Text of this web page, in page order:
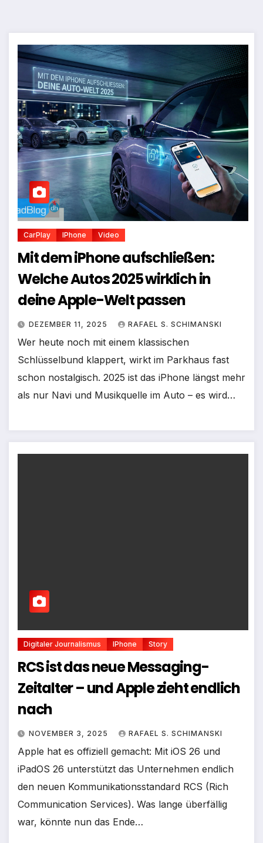
CarPlay IPhone Video
Mit dem iPhone aufschließen:
Welche Autos 2025 wirklich in
deine Apple-Welt passen
DEZEMBER 11, 2025 RAFAEL S. SCHIMANSKI
Wer heute noch mit einem klassischen
Schlüsselbund klappert, wirkt im Parkhaus fast
schon nostalgisch. 2025 ist das iPhone längst mehr
als nur Navi und Musikquelle im Auto – es wird…
Digitaler Journalismus IPhone Story
RCS ist das neue Messaging-
Zeitalter – und Apple zieht endlich
nach
NOVEMBER 3, 2025 RAFAEL S. SCHIMANSKI
Apple hat es offiziell gemacht: Mit iOS 26 und
iPadOS 26 unterstützt das Unternehmen endlich
den neuen Kommunikationsstandard RCS (Rich
Communication Services). Was lange überfällig
war, könnte nun das Ende…